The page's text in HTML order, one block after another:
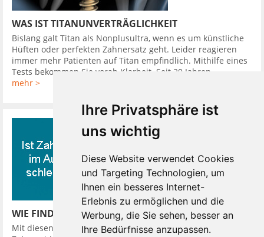
Ihre Privatsphäre ist
uns wichtig
Diese Website verwendet Cookies
und Targeting Technologien, um
Ihnen ein besseres Internet-
Erlebnis zu ermöglichen und die
Werbung, die Sie sehen, besser an
Ihre Bedürfnisse anzupassen.
WAS IST TITANUNVERTRÄGLICHKEIT
Bislang galt Titan als Nonplusultra, wenn es um künstliche
Hüften oder perfekten Zahnersatz geht. Leider reagieren
immer mehr Patienten auf Titan empfindlich. Mithilfe eines
Tests bekommen Sie vorab Klarheit. Seit 20 Jahren ...
mehr >
WIE FINDE ICH EINEN GUTEN ZAHNARZT
Mit diesen 10 Tipps finden Sie leicht einen guten günstigen